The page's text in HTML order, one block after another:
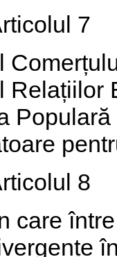
7
Relațiilor
8
care